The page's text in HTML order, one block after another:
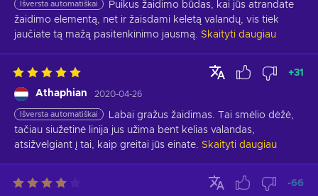
Išversta automatiškai
Puikus žaidimo būdas, kai jūs atrandate
žaidimo elementą, net ir žaisdami keletą valandų, vis tiek
jaučiate tą mažą pasitenkinimo jausmą. Skaityti daugiau
Athaphian 2020-04-26
+31
Išversta automatiškai
Labai gražus žaidimas. Tai smėlio dėžė,
tačiau siužetinė linija jus užima bent kelias valandas,
atsižvelgiant į tai, kaip greitai jūs einate. Skaityti daugiau
-66